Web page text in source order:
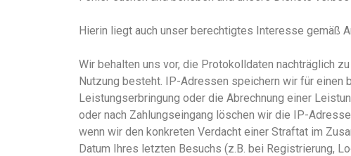
Hierin liegt auch unser berechtigtes Interesse gemäß
Wir behalten uns vor, die Protokolldaten nachträglich
Nutzung besteht. IP-Adressen speichern wir für
Leistungserbringung oder die Abrechnung einer
oder nach Zahlungseingang löschen wir die IP-
wenn wir den konkreten Verdacht einer Straftat im
Datum Ihres letzten Besuchs (z.B. bei Registrierung,